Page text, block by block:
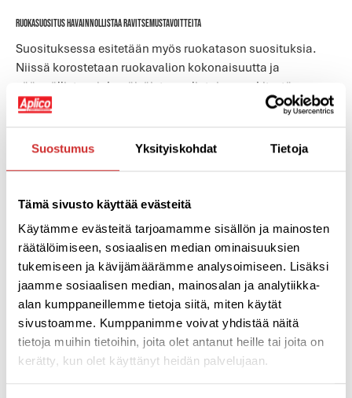
Suostumus Yksityiskohdat Tietoja
Tämä sivusto käyttää evästeitä
Käytämme evästeitä tarjoamamme sisällön ja mainosten
räätälöimiseen, sosiaalisen median ominaisuuksien
tukemiseen ja kävijämäärämme analysoimiseen. Lisäksi
jaamme sosiaalisen median, mainosalan ja analytiikka-
alan kumppaneillemme tietoja siitä, miten käytät
sivustoamme. Kumppanimme voivat yhdistää näitä
tietoja muihin tietoihin, joita olet antanut heille tai joita on
kerätty, kun olet käyttänyt heidän palvelujaan.
Ruokasuositus havainnollistaa ravitsemustavoitteita
Suosituksessa esitetään myös ruokatason suosituksia.
Niissä korostetaan ruokavalion kokonaisuutta ja
säännöllisten, jokapäiväisten valintojen merkitystä.
Yksittäinen elintarvike tai ravintotekijä ei yleensä sinällään
selvästi heikennä tai paranna ruokavalion
ravitsemuksellista laatua. Hyvä ruoka on maukasta,
ravintoaineiden tarkkailu on tarpeetonta.
Kasviksia, marjoja ja hedelmiä tulee syödä runsaasti,
ainakin 400 g päivässä. Myös peruna kuuluu päivittäiseen
ruokavalioon. Vähäsuolaista täysjyväleipää ja muita
täysjyväviljavalmisteita on suositeltavaa.syödä päivittäin
lähes joka aterialla. Rasvattomia ja vähärasvaisia
nestemäisiä maitovalmisteita on hyvä juoda päivittäin noin
puoli litraa ja ruokavaliota voi täydentää vähärasvaisella ja
vähäsuolaisella juustolla. Kalaa tulisi syödä ainakin kaksi